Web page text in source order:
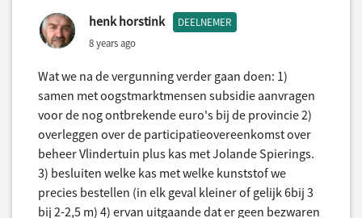
henk horstink DEELNEMER
8 years ago
Wat we na de vergunning verder gaan doen: 1)
samen met oogstmarktmensen subsidie aanvragen
voor de nog ontbrekende euro's bij de provincie 2)
overleggen over de participatieovereenkomst over
beheer Vlindertuin plus kas met Jolande Spierings.
3) besluiten welke kas met welke kunststof we
precies bestellen (in elk geval kleiner of gelijk 6bij 3
bij 2-2,5 m) 4) ervan uitgaande dat er geen bezwaren